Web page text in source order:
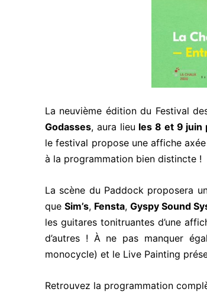
La neuvième édition du Festival
Godasses, aura lieu les 8 et 9 juin
le festival propose une affiche
à la programmation bien distincte !
La scène du Paddock proposera
queSim’s, Fensta,Gyspy Sound
les guitares tonitruantes d’une
d’autres ! À ne pas manquer
monocycle) et le Live Painting
Retrouvez la programmation